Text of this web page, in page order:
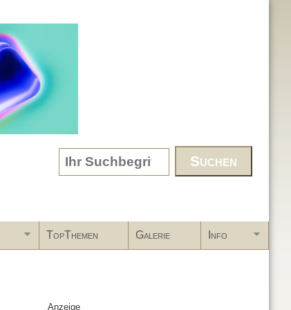
Search form
TopThemen Galerie Info
Anzeige